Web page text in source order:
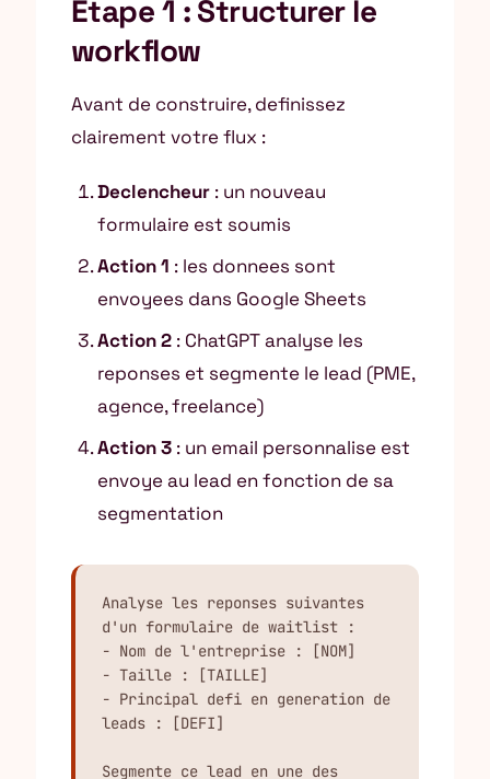
Etape 1 : Structurer le
workflow
Avant de construire, definissez
clairement votre flux :
Declencheur : un nouveau
formulaire est soumis
Action 1 : les donnees sont
envoyees dans Google Sheets
Action 2 : ChatGPT analyse les
reponses et segmente le lead (PME,
agence, freelance)
Action 3 : un email personnalise est
envoye au lead en fonction de sa
segmentation
Analyse les reponses suivantes
d'un formulaire de waitlist :
- Nom de l'entreprise : [NOM]
- Taille : [TAILLE]
- Principal defi en generation de
leads : [DEFI]
Segmente ce lead en une des